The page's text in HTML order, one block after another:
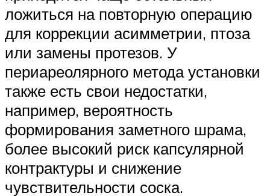
ложиться на повторную операцию
для коррекции асимметрии, птоза
или замены протезов. У
периареолярного метода установки
также есть свои недостатки,
например, вероятность
формирования заметного шрама,
более высокий риск капсулярной
контрактуры и снижение
чувствительности соска.